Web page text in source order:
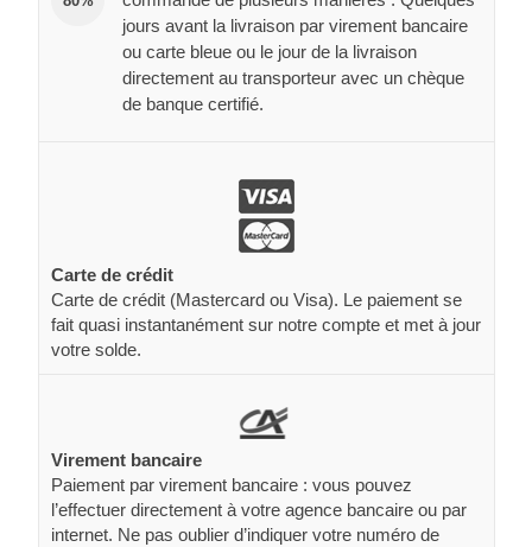
jours avant la livraison par virement bancaire
ou carte bleue ou le jour de la livraison
directement au transporteur avec un chèque
de banque certifié.
Carte de crédit
Carte de crédit (Mastercard ou Visa). Le paiement se
fait quasi instantanément sur notre compte et met à jour
votre solde.
Virement bancaire
Paiement par virement bancaire : vous pouvez
l’effectuer directement à votre agence bancaire ou par
internet. Ne pas oublier d’indiquer votre numéro de